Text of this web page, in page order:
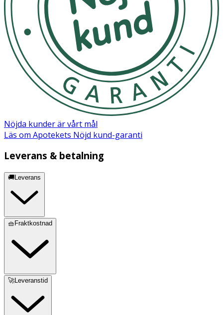
Nöjda kunder är vårt mål
Läs om Apotekets Nöjd kund-garanti
Leverans & betalning
🚚Leverans
🧺Fraktkostnad
🚀Leveranstid